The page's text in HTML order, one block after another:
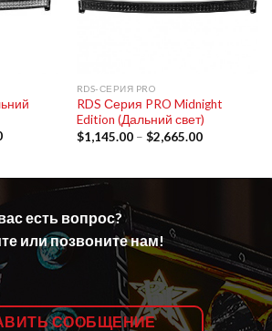
RDS-СЕРИЯ PRO
RDS Серия PRO Midnight
Edition (Дальний свет)
$1,145.00– $2,665.00
есть вопрос?
или позвоните нам!
СООБЩЕНИЕ